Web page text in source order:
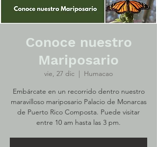
Conoce nuestro
Mariposario
vie, 27 dic
  |
Humacao
Embárcate en un recorrido dentro nuestro
maravilloso mariposario Palacio de Monarcas
de Puerto Rico Composta. Puede visitar
entre 10 am hasta las 3 pm.